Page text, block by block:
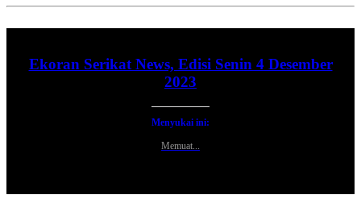
Ekoran Serikat News, Edisi Senin 4 Desember
2023
Menyukai ini:
Memuat...